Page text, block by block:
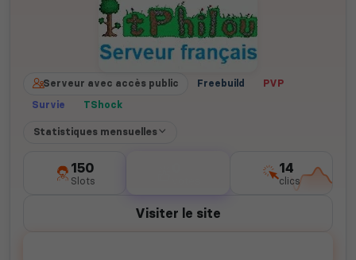
Serveur avec accès public Freebuild
PVP
Survie
TShock
Statistiques mensuelles
150
Slots
14
clics
Visiter le site